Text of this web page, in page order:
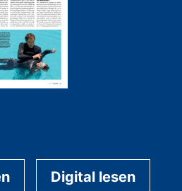
Digital lesen